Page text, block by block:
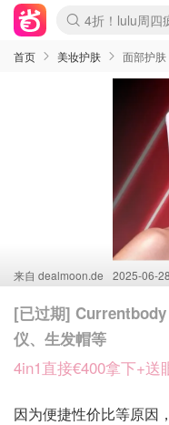
Boticinal 夏促
4折！lulu周四
还没结束！
Joybuy变相75
速领！Stanley
疑似霸哥！
Zalando 奥莱
Moncler反季囤
Coach
首页 美妆护肤 面部护肤
来自 dealmoon.de 2025-06-
[已过期]
仪、生发帽等
4in1直接€400拿下+送
因为便捷性价比等原因